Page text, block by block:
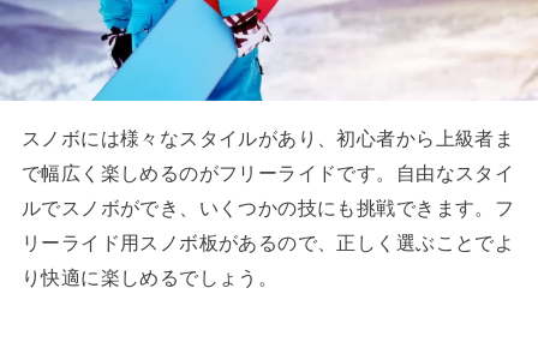
スノボには様々なスタイルがあり、初心者から上級者ま
で幅広く楽しめるのがフリーライドです。自由なスタイ
ルでスノボができ、いくつかの技にも挑戦できます。フ
リーライド用スノボ板があるので、正しく選ぶことでよ
り快適に楽しめるでしょう。